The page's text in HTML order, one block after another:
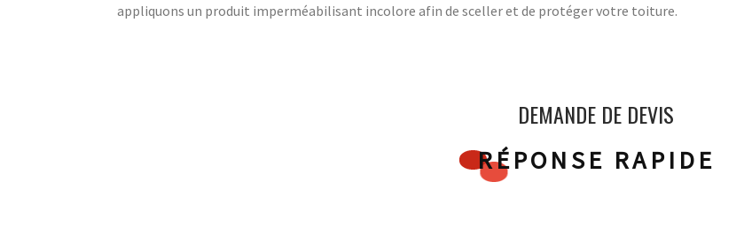
appliquons un produit imperméabilisant incolore afin de sceller et de protéger votre toiture.
DEMANDE DE DEVIS
RÉPONSE RAPIDE